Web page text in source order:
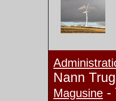
Nann
Magusine -